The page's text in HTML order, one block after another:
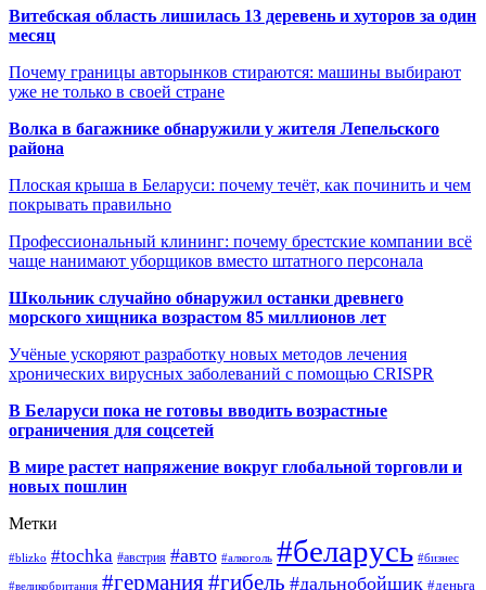
Витебская область лишилась 13 деревень и хуторов за один
месяц
Почему границы авторынков стираются: машины выбирают
уже не только в своей стране
Волка в багажнике обнаружили у жителя Лепельского
района
Плоская крыша в Беларуси: почему течёт, как починить и чем
покрывать правильно
Профессиональный клининг: почему брестские компании всё
чаще нанимают уборщиков вместо штатного персонала
Школьник случайно обнаружил останки древнего
морского хищника возрастом 85 миллионов лет
Учёные ускоряют разработку новых методов лечения
хронических вирусных заболеваний с помощью CRISPR
В Беларуси пока не готовы вводить возрастные
ограничения для соцсетей
В мире растет напряжение вокруг глобальной торговли и
новых пошлин
Метки
#blizko #tochka #австрия #авто #алкоголь #беларусь #бизнес
#великобритания #германия#гибель #дальнобойщик #деньга